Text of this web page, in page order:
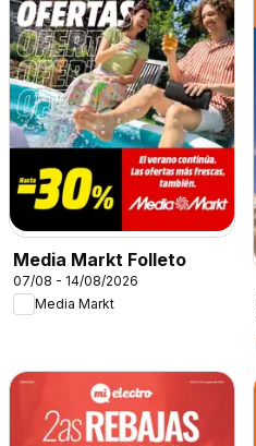
Media Markt Folleto
07/08 - 14/08/2026
Media Markt